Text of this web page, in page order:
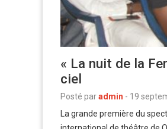
« La nuit de la
ciel
Posté paradmin - 19
La grande première du